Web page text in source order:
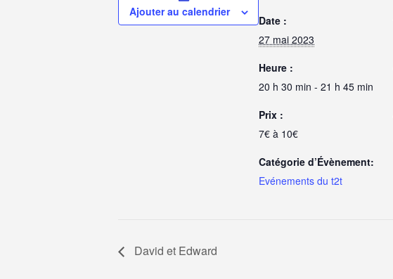
Ajouter au calendrier
Date :
27 mai 2023
Heure :
20 h 30 min - 21 h 45 min
Prix :
7€ à 10€
Catégorie d’Évènement:
Evénements du t2t
David et Edward